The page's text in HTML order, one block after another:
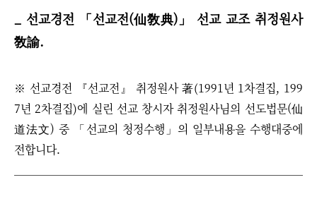
_ 선교경전 「선교전(仙敎典)」 선교 교조 취정원사
敎諭.
※ 선교경전 『선교전』 취정원사 著(1991년 1차결집, 199
7년 2차결집)에 실린 선교 창시자 취정원사님의 선도법문(仙
道法文) 중 「선교의 청정수행」의 일부내용을 수행대중에
전합니다.